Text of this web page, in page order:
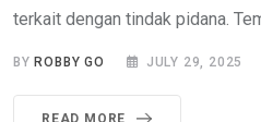
terkait dengan tindak pidana.
BYROBBY GO JULY 29, 2025
READ MORE